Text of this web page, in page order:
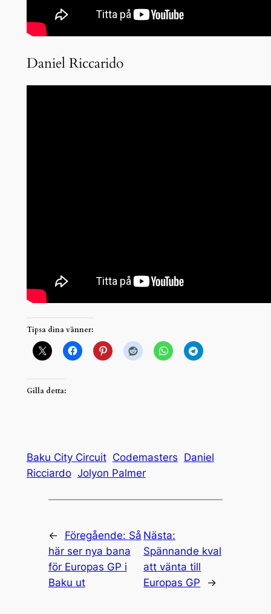
Daniel Riccarido
Tipsa dina vänner:
Gilla detta:
Baku City Circuit Codemasters Daniel
Ricciardo Jolyon Palmer
← Föregående: Så
här ser nya bana
för Europas GP i
Baku ut
Nästa:
Spännande kval
att vänta till
Europas GP
→